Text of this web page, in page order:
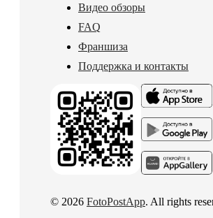
Видео обзоры
FAQ
Франшиза
Поддержка и контакты
© 2026 FotoPostApp. All rights